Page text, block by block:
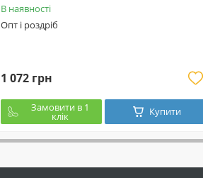
В наявності
Опт і роздріб
1 072 грн
Замовити в 1
клік Купити